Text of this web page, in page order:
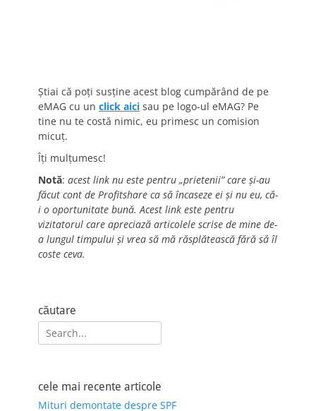
Știai că poți susține acest blog cumpărând de pe
eMAG cu un click aici sau pe logo-ul eMAG? Pe
tine nu te costă nimic, eu primesc un comision
micuț.
Îți mulțumesc!
Notă: acest link nu este pentru „prietenii” care și-au
făcut cont de Profitshare ca să încaseze ei și nu eu, că-
i o oportunitate bună. Acest link este pentru
vizitatorul care apreciază articolele scrise de mine de-
a lungul timpului și vrea să mă răsplătească fără să îl
coste ceva.
căutare
Search
for:
cele mai recente articole
Mituri demontate despre SPF